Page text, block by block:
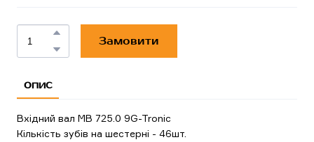
Замовити
ОПИС
Вхідний вал MB 725.0 9G-Tronic
Кількість зубів на шестерні - 46шт.